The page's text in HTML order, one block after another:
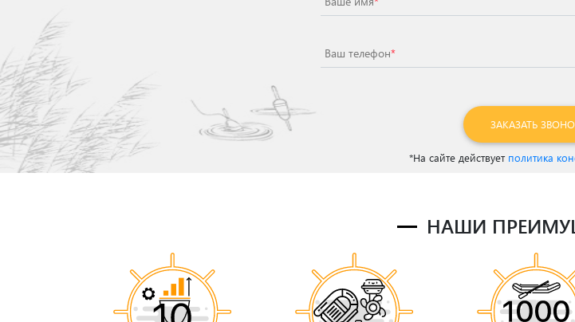
Ваш телефон*
ЗАКАЗАТЬ
*На сайте действует политика
НАШИ